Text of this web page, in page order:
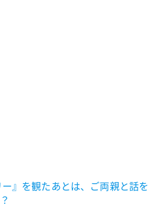
』を観たあとは、ご両親と話を